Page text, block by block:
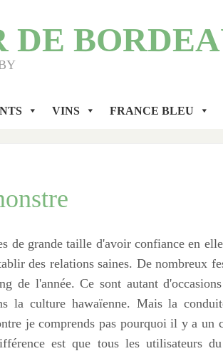
VINS FRANCE BLEU
de grande taille d'avoir confiance en
des relations saines. De nombreux
de l'année. Ce sont autant
la culture hawaïenne. Mais la
je comprends pas pourquoi il y a un
est que tous les utilisateurs